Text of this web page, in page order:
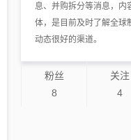
息、并购拆分等消息，内
体，是目前及时了解全球
动态很好的渠道。
粉丝
8
关注
4